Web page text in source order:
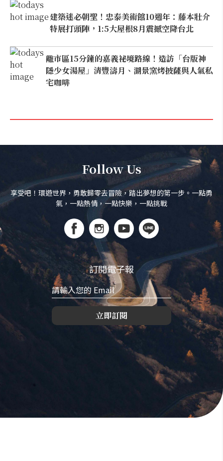
建築迷必朝聖！忠泰美術館10週年：藤本壯介
特展打頭陣，1:5大屋根8月震撼空降台北
離市區15分鐘的嘉義祕境路線！造訪「台版神
隱少女湯屋」清豐濤月、湖景窯烤披薩與人氣私
宅咖啡
Follow Us
享受吧！環遊世界，勇敢歸零去冒險，踏出夢想的第一步。一點勇
氣，一點熱情，一點快樂，一點挑戰
訂閱電子報
立即訂閱